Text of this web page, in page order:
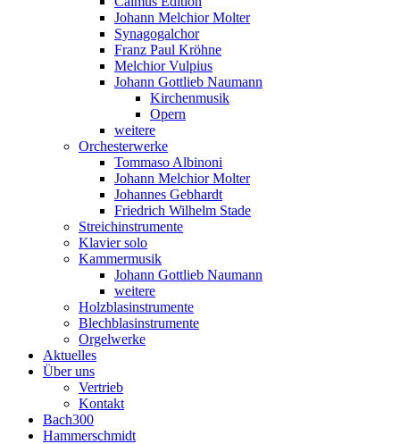
Johann Melchior Molter
Synagogalchor
Franz Paul Kröhne
Melchior Vulpius
Johann Gottlieb Naumann
Kirchenmusik
Opern
weitere
Orchesterwerke
Tommaso Albinoni
Johann Melchior Molter
Johannes Gebhardt
Friedrich Wilhelm Stade
Streichinstrumente
Klavier solo
Kammermusik
Johann Gottlieb Naumann
weitere
Holzblasinstrumente
Blechblasinstrumente
Orgelwerke
Aktuelles
Über uns
Vertrieb
Kontakt
Bach300
Hammerschmidt